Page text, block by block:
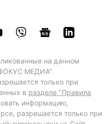
на данном
МЕДИА".
только при
в разделе "Правила
информацию,
разрешается только при